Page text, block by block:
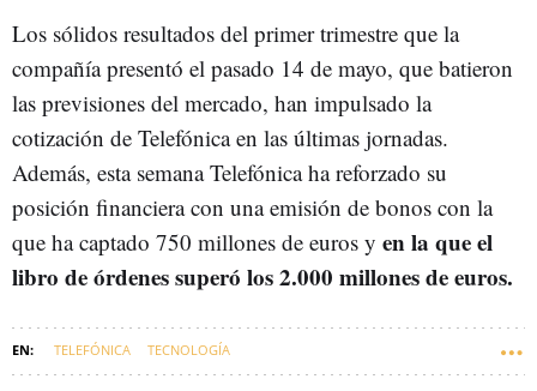
Los sólidos resultados del primer trimestre que la
compañía presentó el pasado 14 de mayo, que batieron
las previsiones del mercado, han impulsado la
cotización de Telefónica en las últimas jornadas.
Además, esta semana Telefónica ha reforzado su
posición financiera con una emisión de bonos con la
que ha captado 750 millones de euros y en la que el
libro de órdenes superó los 2.000 millones de euros.
TELEFÓNICA TECNOLOGÍA